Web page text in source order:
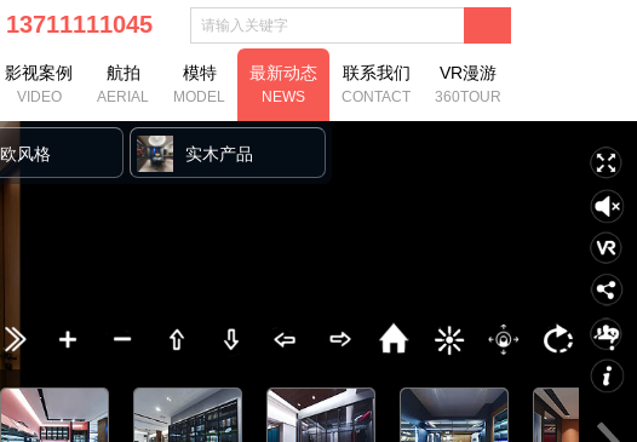
13711111045
影视案例
VIDEO
航拍
AERIAL
模特
MODEL
最新动态
NEWS
联系我们
CONTACT
VR漫游
360TOUR